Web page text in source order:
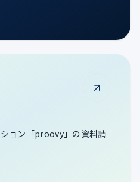
ョン「proovy」の資料請